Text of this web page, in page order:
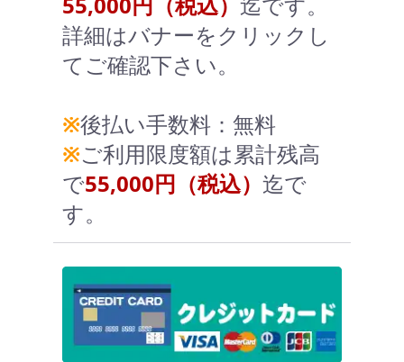
詳細はバナーをクリックし
てご確認下さい。
※後払い手数料：無料
※ご利用限度額は累計残高
で55,000円（税込） 迄で
す。